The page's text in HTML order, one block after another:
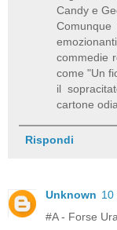
Candy e
commedie
come "Un
il
cartone
Rispondi
Unknown 10
#A - Forse